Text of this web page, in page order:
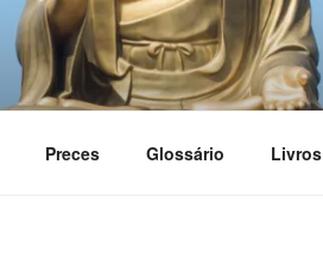
Preces Glossário Livros